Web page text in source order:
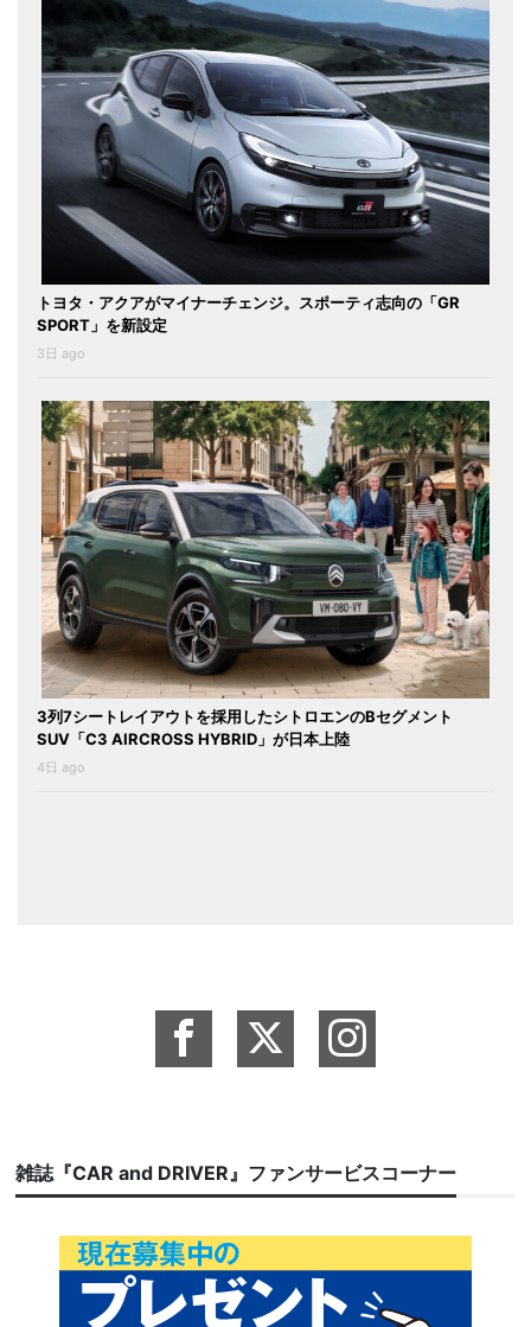
トヨタ・アクアがマイナーチェンジ。スポーティ志向の「GR
SPORT」を新設定
3日 ago
3列7シートレイアウトを採用したシトロエンのBセグメント
SUV「C3 AIRCROSS HYBRID」が日本上陸
4日 ago
雑誌『CAR and DRIVER』ファンサービスコーナー